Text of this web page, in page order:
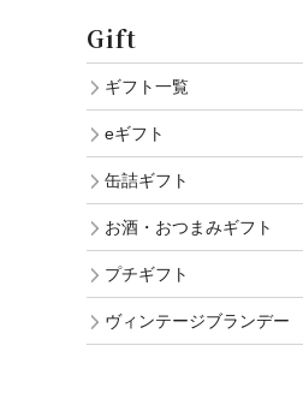
Gift
ギフト一覧
eギフト
缶詰ギフト
お酒・おつまみギフト
プチギフト
ヴィンテージブランデー